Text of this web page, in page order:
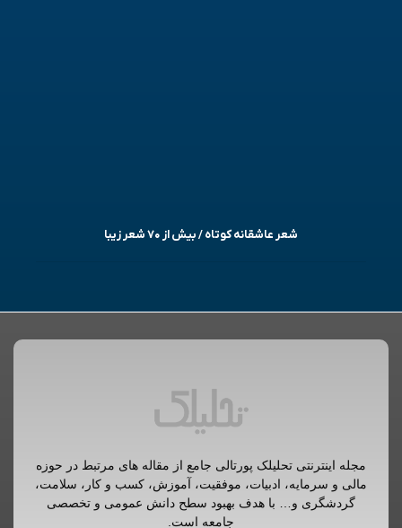
شعر عاشقانه کوتاه / بیش از ۷۰ شعر زیبا
مجله اینترنتی تحلیلک پورتالی جامع از مقاله های مرتبط در حوزه
مالی و سرمایه، ادبیات، موفقیت، آموزش، کسب و کار، سلامت،
گردشگری و… با هدف بهبود سطح دانش عمومی و تخصصی
جامعه است.